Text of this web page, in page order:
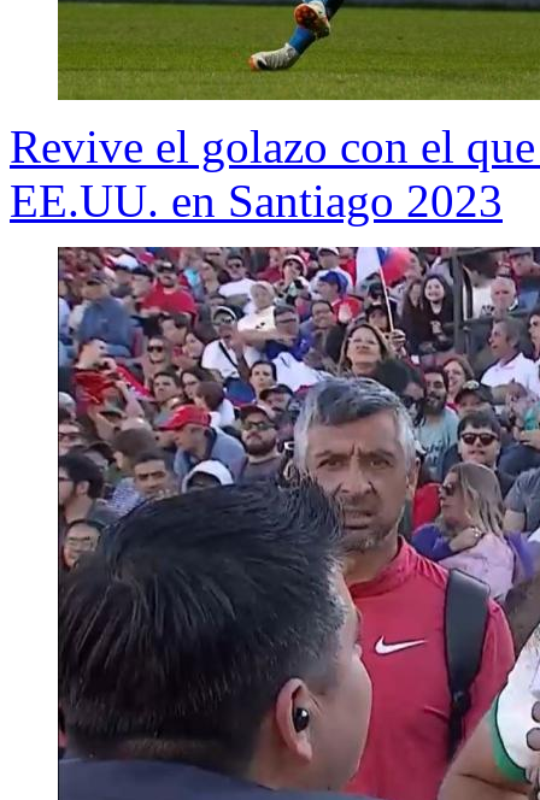
Revive el golazo con el
EE.UU. en Santiago 2023